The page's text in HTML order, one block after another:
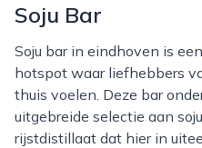
Soju Bar
Soju bar in eindhoven is een intieme en eigentijdse
hotspot waar liefhebbers
thuis voelen. Deze bar
uitgebreide selectie aan
rijstdistillaat dat hier in